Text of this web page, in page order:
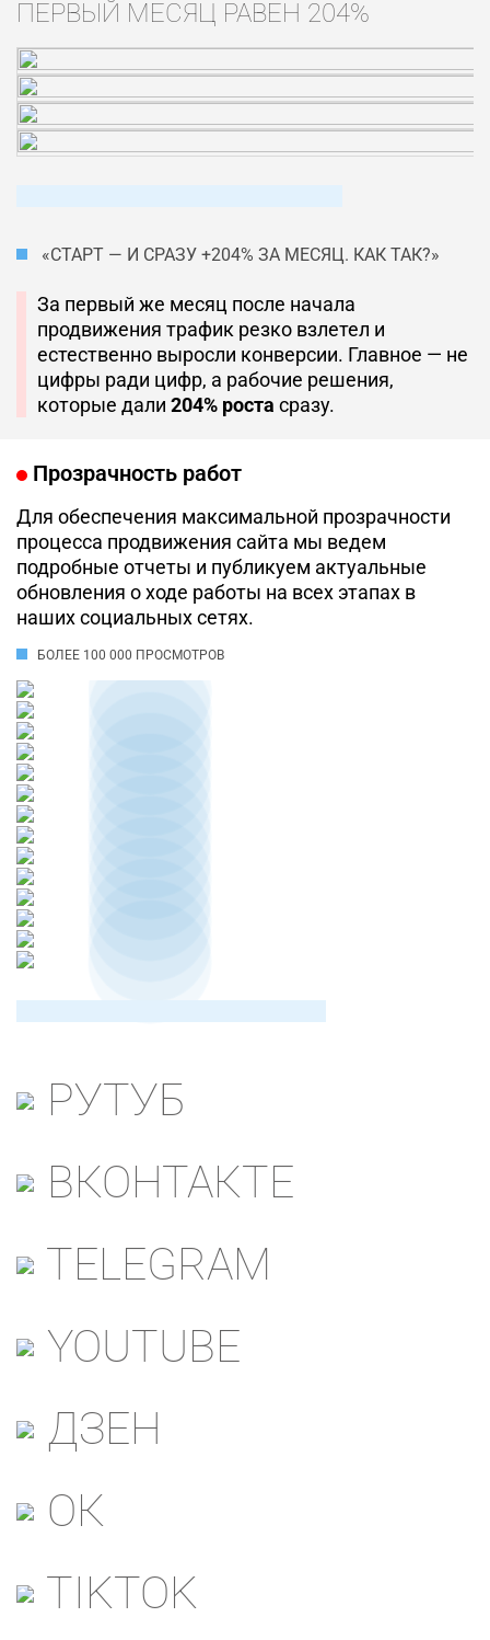
ПЕРВЫЙ МЕСЯЦ РАВЕН 204%
«СТАРТ — И СРАЗУ +204% ЗА МЕСЯЦ. КАК ТАК?»
За первый же месяц после начала
продвижения трафик резко взлетел и
естественно выросли конверсии. Главное — не
цифры ради цифр, а рабочие решения,
которые дали 204% роста сразу.
Прозрачность работ
Для обеспечения максимальной прозрачности
процесса продвижения сайта мы ведем
подробные отчеты и публикуем актуальные
обновления о ходе работы на всех этапах в
наших социальных сетях.
БОЛЕЕ 100 000 ПРОСМОТРОВ
РУТУБ
ВКОНТАКТЕ
TELEGRAM
YOUTUBE
ДЗЕН
ОК
TIKTOK